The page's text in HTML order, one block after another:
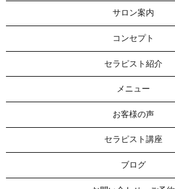
サロン案内
コンセプト
セラピスト紹介
メニュー
お客様の声
セラピスト講座
ブログ